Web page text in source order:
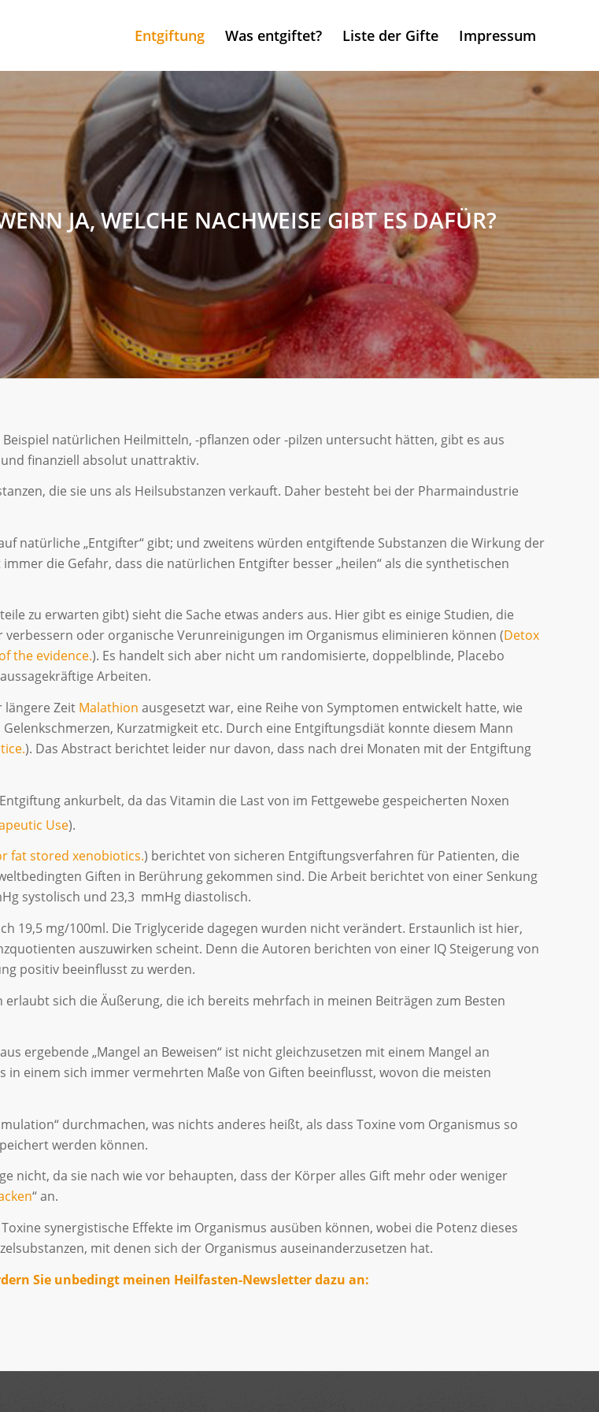
Entgiftung Was entgiftet? Liste der Gifte Impressum
JA, WELCHE NACHWEISE GIBT ES DAFÜR?
natürlichen Heilmitteln, -pflanzen oder -pilzen untersucht hätten, gibt es aus
finanziell absolut unattraktiv.
die sie uns als Heilsubstanzen verkauft. Daher besteht bei der Pharmaindustrie
natürliche „Entgifter“ gibt; und zweitens würden entgiftende Substanzen die Wirkung der
die Gefahr, dass die natürlichen Entgifter besser „heilen“ als die synthetischen
zu erwarten gibt) sieht die Sache etwas anders aus. Hier gibt es einige Studien, die
oder organische Verunreinigungen im Organismus eliminieren können (Detox
the evidence.). Es handelt sich aber nicht um randomisierte, doppelblinde, Placebo
Arbeiten.
längere Zeit Malathion ausgesetzt war, eine Reihe von Symptomen entwickelt hatte, wie
Kurzatmigkeit etc. Durch eine Entgiftungsdiät konnte diesem Mann
). Das Abstract berichtet leider nur davon, dass nach drei Monaten mit der Entgiftung
ankurbelt, da das Vitamin die Last von im Fettgewebe gespeicherten Noxen
Use).
fat stored xenobiotics.) berichtet von sicheren Entgiftungsverfahren für Patienten, die
Giften in Berührung gekommen sind. Die Arbeit berichtet von einer Senkung
systolisch und 23,3 mmHg diastolisch.
19,5 mg/100ml. Die Triglyceride dagegen wurden nicht verändert. Erstaunlich ist hier,
auszuwirken scheint. Denn die Autoren berichten von einer IQ Steigerung von
positiv beeinflusst zu werden.
sich die Äußerung, die ich bereits mehrfach in meinen Beiträgen zum Besten
ergebende „Mangel an Beweisen“ ist nicht gleichzusetzen mit einem Mangel an
in einem sich immer vermehrten Maße von Giften beeinflusst, wovon die meisten
durchmachen, was nichts anderes heißt, als dass Toxine vom Organismus so
werden können.
nicht, da sie nach wie vor behaupten, dass der Körper alles Gift mehr oder weniger
“ an.
synergistische Effekte im Organismus ausüben können, wobei die Potenz dieses
mit denen sich der Organismus auseinanderzusetzen hat.
Sie unbedingt meinen Heilfasten-Newsletter dazu an: